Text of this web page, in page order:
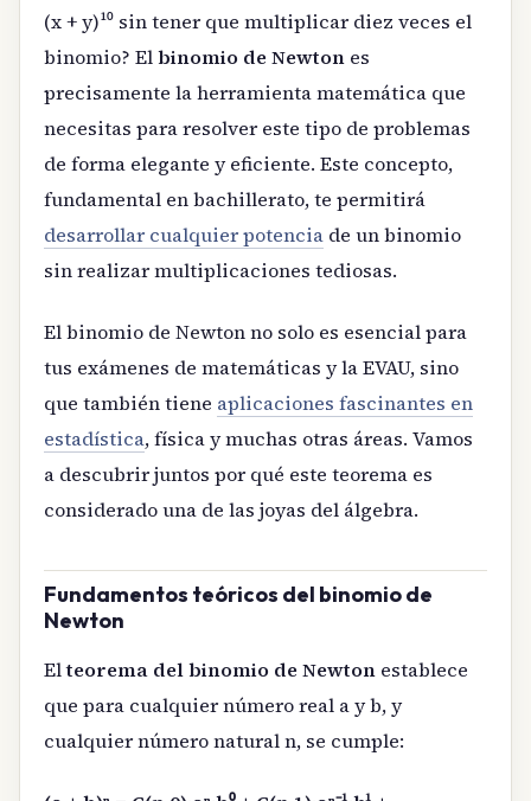
(x + y)¹⁰ sin tener que multiplicar diez veces el
binomio? Elbinomio de Newton es
precisamente la herramienta matemática que
necesitas para resolver este tipo de problemas
de forma elegante y eficiente. Este concepto,
fundamental en bachillerato, te permitirá
desarrollar cualquier potencia de un binomio
sin realizar multiplicaciones tediosas.
El binomio de Newton no solo es esencial para
tus exámenes de matemáticas y la EVAU, sino
que también tiene aplicaciones fascinantes en
estadística, física y muchas otras áreas. Vamos
a descubrir juntos por qué este teorema es
considerado una de las joyas del álgebra.
Fundamentos teóricos del binomio de
Newton
Elteorema del binomio de Newton establece
que para cualquier número real a y b, y
cualquier número natural n, se cumple: